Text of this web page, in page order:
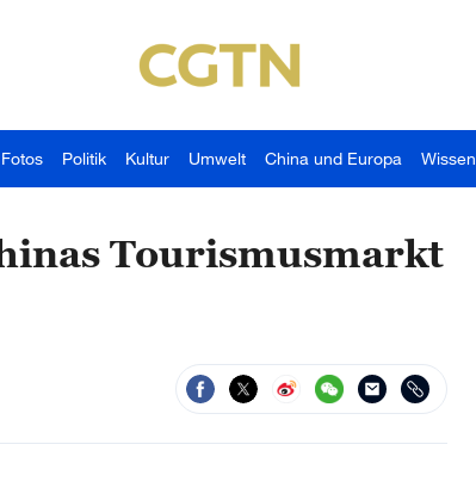
Fotos Politik Kultur Umwelt China und Europa Wissen
Tourismusmarkt